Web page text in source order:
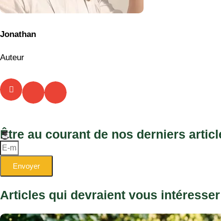
Jonathan
Auteur
Être au courant de nos derniers
Envoyer
Articles qui devraient vous intéresser